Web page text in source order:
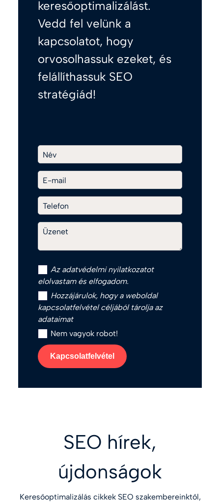
keresőoptimalizálást.
Vedd fel velünk a
kapcsolatot, hogy
orvosolhassuk ezeket, és
felállíthassuk SEO
stratégiád!
Név
E-mail
Telefon
Üzenet
Az adatvédelmi nyilatkozatot
elolvastam és elfogadom.
Hozzájárulok, hogy a weboldal
kapcsolatfelvétel céljából tárolja az
adataimat
Nem vagyok robot!
Kapcsolatfelvétel
SEO hírek,
újdonságok
Keresőoptimalizálás cikkek SEO szakembereinktől,